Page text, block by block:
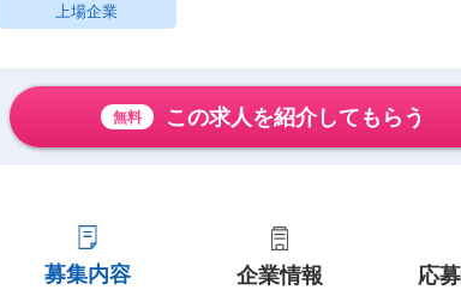
上場企業
無料 この求人を紹介してもらう
募集内容 企業情報 応